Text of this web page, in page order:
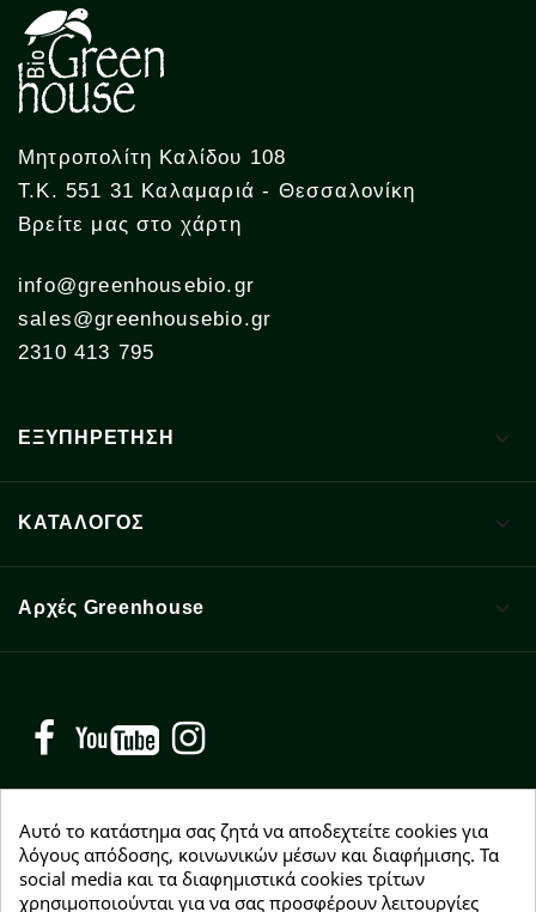
Μητροπολίτη Καλίδου 108
Τ.Κ. 551 31 Καλαμαριά - Θεσσαλονίκη
Βρείτε μας στο χάρτη
info@greenhousebio.gr
sales@greenhousebio.gr
2310 413 795
ΕΞΥΠΗΡΕΤΗΣΗ 
ΚΑΤΑΛΟΓΟΣ 
Αρχές Greenhouse 
Facebook YouTube
NEWSLETTER
Εγγραφείτε δωρεάν και θα είστε οι πρώτοι που θα
Αυτό το κατάστημα σας ζητά να αποδεχτείτε cookies για
λόγους απόδοσης, κοινωνικών μέσων και διαφήμισης. Τα
social media και τα διαφημιστικά cookies τρίτων
χρησιμοποιούνται για να σας προσφέρουν λειτουργίες